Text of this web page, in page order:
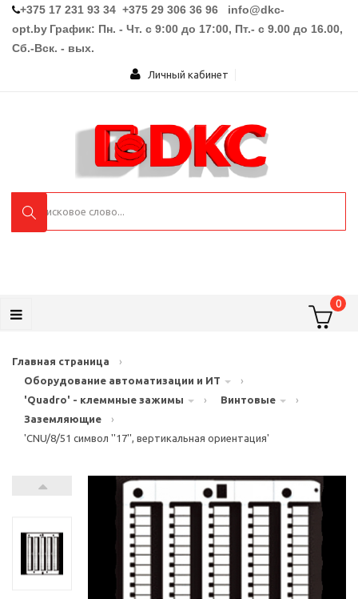
+375 17 231 93 34 +375 29 306 36 96 info@dkc-
opt.by График: Пн. - Чт. с 9:00 до 17:00, Пт.- с 9.00 до 16.00,
Сб.-Вск. - вых.
Личный кабинет
0
Главная страница
›
Оборудование автоматизации и ИТ
›
'Quadro' - клеммные зажимы
› Винтовые
›
Заземляющие
›
'CNU/8/51 символ ''17'', вертикальная ориентация'